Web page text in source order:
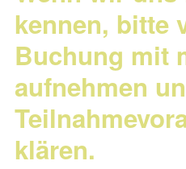
kennen, bitte
Buchung mit
aufnehmen
klären.